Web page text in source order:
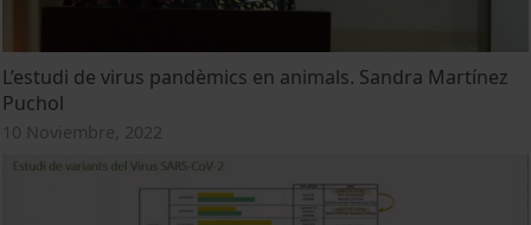
L’estudi de virus pandèmics en animals. Sandra Martínez
Puchol
10 Noviembre, 2022